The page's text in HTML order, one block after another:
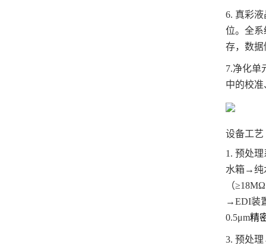
6. 真彩
位。全系
存，数据
7.净化单
中的校
设备工艺
1. 预处
水箱→
（
→EDI装
0.5μm精
3. 预处